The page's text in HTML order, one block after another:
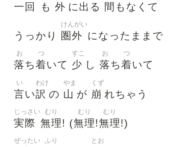
一回 も 外 に出 る 間 もなくて
うっかり 圏外
けんがい
になったままで
落
お
ち着
つ
いて 少
すこ
し 落
お
ち着
つ
いて
言
い
い訳
わけ
の 山
やま
が 崩
くず
れちゃう
実際
じっさい
無理
むり
! (無理
むり
!無理
むり
!)
ぜったい ふり とお